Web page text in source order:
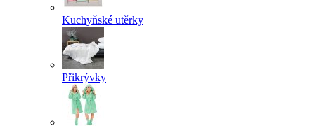
Kuchyňské utěrky
Přikrývky